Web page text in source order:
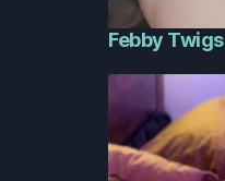
Febby Twigs